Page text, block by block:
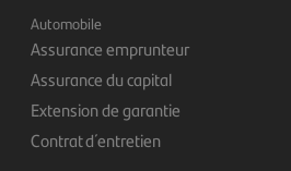
Automobile
Assurance emprunteur
Assurance du capital
Extension de garantie
Contrat d´ entretien